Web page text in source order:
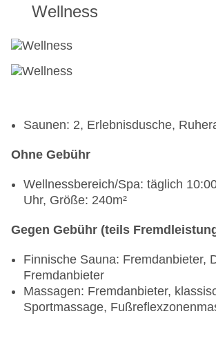
Wellness
Saunen: 2, Erlebnisdusche,
Ohne Gebühr
Wellnessbereich/Spa: täglich
Uhr, Größe: 240m²
Gegen Gebühr (teils
Finnische Sauna: Fremdanbieter,
Fremdanbieter
Massagen: Fremdanbieter,
Sportmassage,